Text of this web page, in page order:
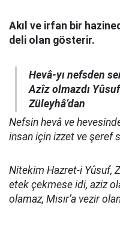
Akıl ve irfan bir
deli olan gösterir.
Hevâ-yı nefsden
Azîz olmazdı
Züleyhâ’dan
Nefsin hevâ ve
insan için izzet ve şeref
Nitekim Hazret-i Yûsuf,
etek çekmese idi, aziz
olamaz, Mısır’a vezir